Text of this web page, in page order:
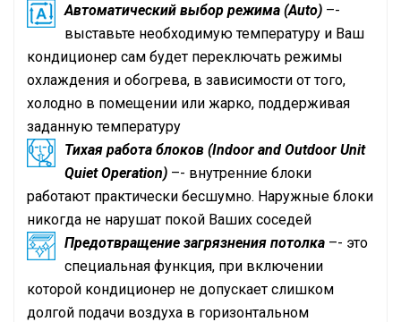
Автоматический выбор режима (Auto) –-
выставьте необходимую температуру и Ваш
кондиционер сам будет переключать режимы
охлаждения и обогрева, в зависимости от того,
холодно в помещении или жарко, поддерживая
заданную температуру
Тихая работа блоков (Indoor and Outdoor Unit
Quiet Operation) –- внутренние блоки
работают практически бесшумно. Наружные блоки
никогда не нарушат покой Ваших соседей
Предотвращение загрязнения потолка –- это
специальная функция, при включении
которой кондиционер не допускает слишком
долгой подачи воздуха в горизонтальном